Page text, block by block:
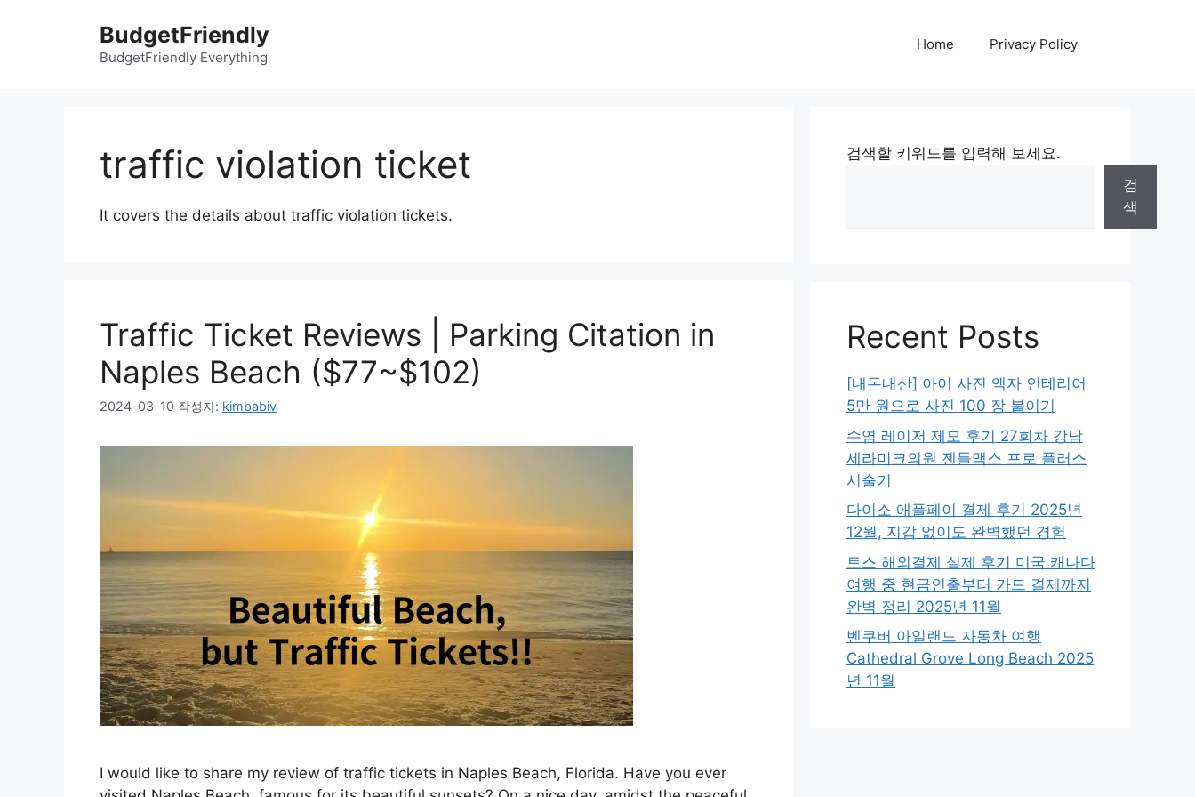
BudgetFriendly
BudgetFriendly Everything
Home Privacy Policy
traffic violation ticket
It covers the details about traffic violation tickets.
Traffic Ticket Reviews | Parking Citation in
Naples Beach ($77~$102)
2024-03-10 작성자: kimbabiv
I would like to share my review of traffic tickets in Naples Beach, Florida. Have you ever
검색할 키워드를 입력해 보세요.
검
색
Recent Posts
[내돈내산] 아이 사진 액자 인테리어
5만 원으로 사진 100 장 붙이기
수염 레이저 제모 후기 27회차 강남
세라미크의원 젠틀맥스 프로 플러스
시술기
다이소 애플페이 결제 후기 2025년
12월, 지갑 없이도 완벽했던 경험
토스 해외결제 실제 후기 미국 캐나다
여행 중 현금인출부터 카드 결제까지
완벽 정리 2025년 11월
벤쿠버 아일랜드 자동차 여행
Cathedral Grove Long Beach 2025
년 11월